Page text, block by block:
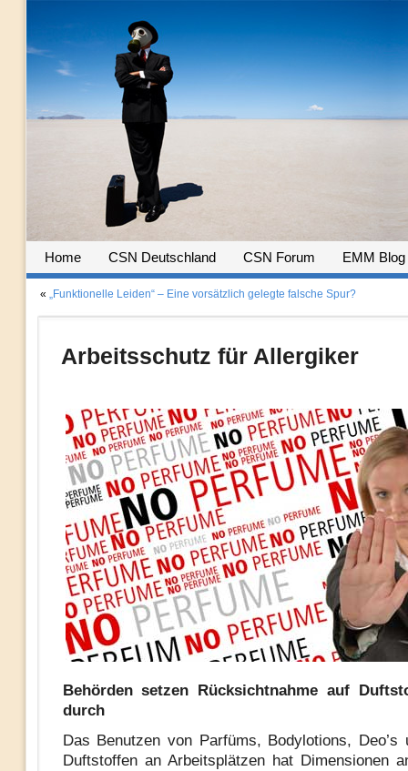
Home CSN Deutschland CSN Forum EMM Blog
« „Funktionelle Leiden“ – Eine vorsätzlich gelegte falsche Spur?
Arbeitsschutz für Allergiker
Behörden setzen Rücksichtnahme auf
durch
Das Benutzen von Parfüms, Bodylotions, Deo’s
Duftstoffen an Arbeitsplätzen hat Dimensionen